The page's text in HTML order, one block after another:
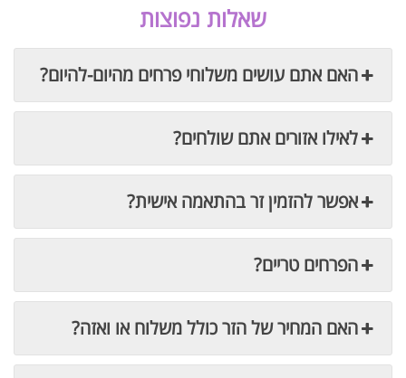
שאלות נפוצות
האם אתם עושים משלוחי פרחים מהיום-להיום?
לאילו אזורים אתם שולחים?
אפשר להזמין זר בהתאמה אישית?
הפרחים טריים?
האם המחיר של הזר כולל משלוח או ואזה?